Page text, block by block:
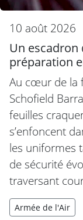
10 août 2026
Un escadron
préparation
Au cœur de la
Schofield
feuilles
s’enfoncent
les uniformes
de sécurité
traversant
Armée de l'Air